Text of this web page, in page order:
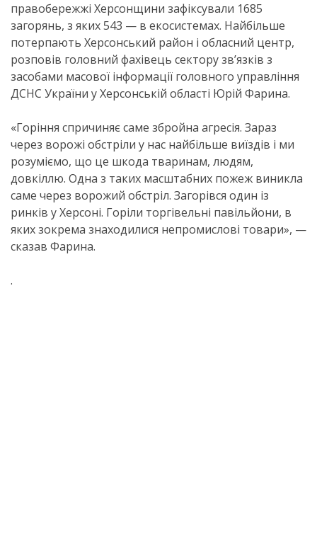
правобережжі Херсонщини зафіксували 1685
загорянь, з яких 543 — в екосистемах. Найбільше
потерпають Херсонський район і обласний центр,
розповів головний фахівець сектору зв’язків з
засобами масової інформації головного управління
ДСНС України у Херсонській області Юрій Фарина.
«Горіння спричиняє саме збройна агресія. Зараз
через ворожі обстріли у нас найбільше виїздів і ми
розуміємо, що це шкода тваринам, людям,
довкіллю. Одна з таких масштабних пожеж виникла
саме через ворожий обстріл. Загорівся один із
ринків у Херсоні. Горіли торгівельні павільйони, в
яких зокрема знаходилися непромислові товари», —
сказав Фарина.
.